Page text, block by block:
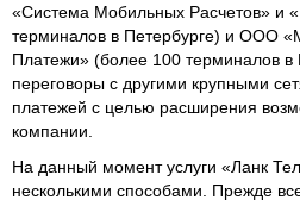
«Система Мобильных Расчетов» и
терминалов в Петербурге) и ООО
Платежи» (более 100 терминалов в
переговоры с другими крупными
платежей с целью расширения
компании.
На данный момент услуги «Ланк
несколькими способами. Прежде